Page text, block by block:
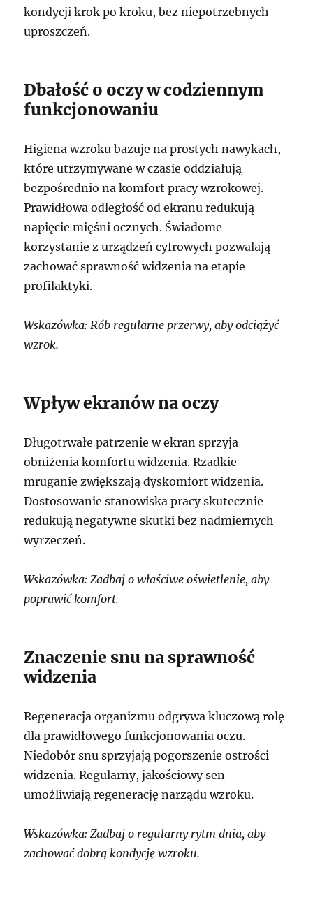
kondycji krok po kroku, bez niepotrzebnych
uproszczeń.
Dbałość o oczy w codziennym
funkcjonowaniu
Higiena wzroku bazuje na prostych nawykach,
które utrzymywane w czasie oddziałują
bezpośrednio na komfort pracy wzrokowej.
Prawidłowa odległość od ekranu redukują
napięcie mięśni ocznych. Świadome
korzystanie z urządzeń cyfrowych pozwalają
zachować sprawność widzenia na etapie
profilaktyki.
Wskazówka: Rób regularne przerwy, aby odciążyć
wzrok.
Wpływ ekranów na oczy
Długotrwałe patrzenie w ekran sprzyja
obniżenia komfortu widzenia. Rzadkie
mruganie zwiększają dyskomfort widzenia.
Dostosowanie stanowiska pracy skutecznie
redukują negatywne skutki bez nadmiernych
wyrzeczeń.
Wskazówka: Zadbaj o właściwe oświetlenie, aby
poprawić komfort.
Znaczenie snu na sprawność
widzenia
Regeneracja organizmu odgrywa kluczową rolę
dla prawidłowego funkcjonowania oczu.
Niedobór snu sprzyjają pogorszenie ostrości
widzenia. Regularny, jakościowy sen
umożliwiają regenerację narządu wzroku.
Wskazówka: Zadbaj o regularny rytm dnia, aby
zachować dobrą kondycję wzroku.